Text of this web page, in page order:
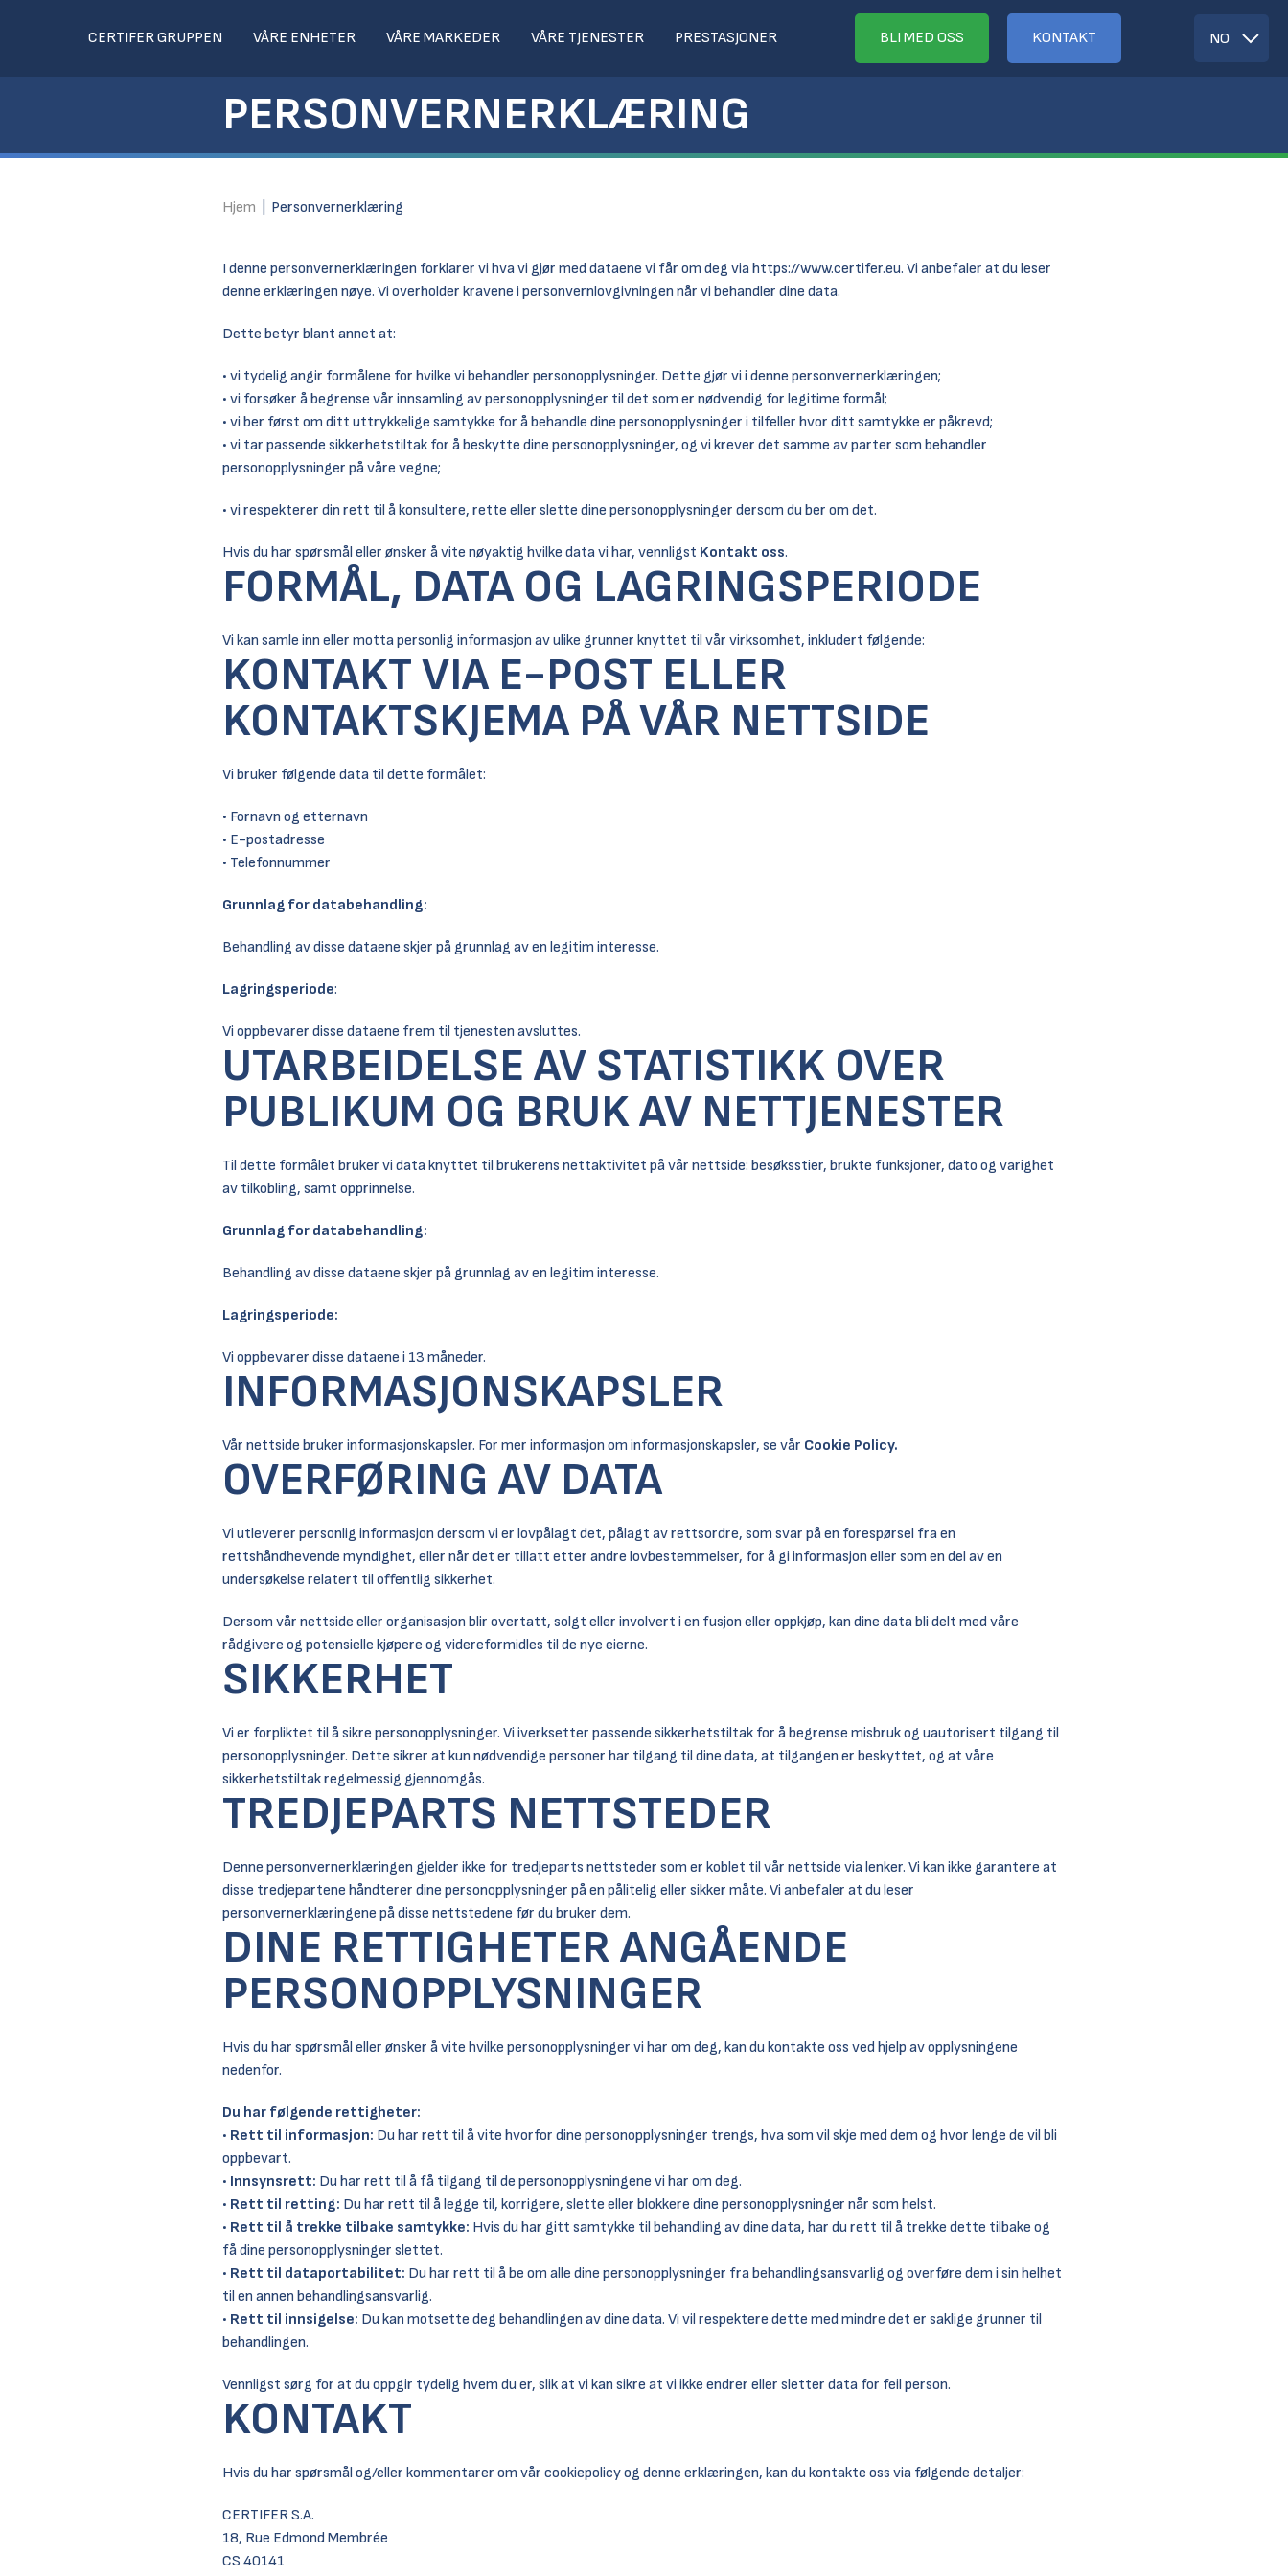
CERTIFER GRUPPEN VÅRE ENHETER VÅRE MARKEDER VÅRE TJENESTER PRESTASJONER BLI MED OSS KONTAKT NO
PERSONVERNERKLÆRING
Hjem Personvernerklæring
I denne personvernerklæringen forklarer vi hva vi gjør med dataene vi får om deg viahttps://www.certifer.eu. Vi anbefaler at du leser
denne erklæringen nøye. Vi overholder kravene i personvernlovgivningen når vi behandler dine data.
Dette betyr blant annet at:
• vi tydelig angir formålene for hvilke vi behandler personopplysninger. Dette gjør vi i denne personvernerklæringen;
• vi forsøker å begrense vår innsamling av personopplysninger til det som er nødvendig for legitime formål;
• vi ber først om ditt uttrykkelige samtykke for å behandle dine personopplysninger i tilfeller hvor ditt samtykke er påkrevd;
• vi tar passende sikkerhetstiltak for å beskytte dine personopplysninger, og vi krever det samme av parter som behandler
personopplysninger på våre vegne;
• vi respekterer din rett til å konsultere, rette eller slette dine personopplysninger dersom du ber om det.
Hvis du har spørsmål eller ønsker å vite nøyaktig hvilke data vi har, vennligst Kontakt oss.
FORMÅL, DATA OG LAGRINGSPERIODE
Vi kan samle inn eller motta personlig informasjon av ulike grunner knyttet til vår virksomhet, inkludert følgende:
KONTAKT VIA E-POST ELLER
KONTAKTSKJEMA PÅ VÅR NETTSIDE
Vi bruker følgende data til dette formålet:
• Fornavn og etternavn
• E-postadresse
• Telefonnummer
Grunnlag for databehandling:
Behandling av disse dataene skjer på grunnlag av en legitim interesse.
Lagringsperiode:
Vi oppbevarer disse dataene frem til tjenesten avsluttes.
UTARBEIDELSE AV STATISTIKK OVER
PUBLIKUM OG BRUK AV NETTJENESTER
Til dette formålet bruker vi data knyttet til brukerens nettaktivitet på vår nettside: besøksstier, brukte funksjoner, dato og varighet
av tilkobling, samt opprinnelse.
Grunnlag for databehandling:
Behandling av disse dataene skjer på grunnlag av en legitim interesse.
Lagringsperiode:
Vi oppbevarer disse dataene i 13 måneder.
INFORMASJONSKAPSLER
Vår nettside bruker informasjonskapsler. For mer informasjon om informasjonskapsler, se vår Cookie Policy.
OVERFØRING AV DATA
Vi utleverer personlig informasjon dersom vi er lovpålagt det, pålagt av rettsordre, som svar på en forespørsel fra en
rettshåndhevende myndighet, eller når det er tillatt etter andre lovbestemmelser, for å gi informasjon eller som en del av en
undersøkelse relatert til offentlig sikkerhet.
Dersom vår nettside eller organisasjon blir overtatt, solgt eller involvert i en fusjon eller oppkjøp, kan dine data bli delt med våre
rådgivere og potensielle kjøpere og videreformidles til de nye eierne.
SIKKERHET
Vi er forpliktet til å sikre personopplysninger. Vi iverksetter passende sikkerhetstiltak for å begrense misbruk og uautorisert tilgang til
personopplysninger. Dette sikrer at kun nødvendige personer har tilgang til dine data, at tilgangen er beskyttet, og at våre
sikkerhetstiltak regelmessig gjennomgås.
TREDJEPARTS NETTSTEDER
Denne personvernerklæringen gjelder ikke for tredjeparts nettsteder som er koblet til vår nettside via lenker. Vi kan ikke garantere at
disse tredjepartene håndterer dine personopplysninger på en pålitelig eller sikker måte. Vi anbefaler at du leser
personvernerklæringene på disse nettstedene før du bruker dem.
DINE RETTIGHETER ANGÅENDE
PERSONOPPLYSNINGER
Hvis du har spørsmål eller ønsker å vite hvilke personopplysninger vi har om deg, kan du kontakte oss ved hjelp av opplysningene
nedenfor.
Du har følgende rettigheter:
• Rett til informasjon: Du har rett til å vite hvorfor dine personopplysninger trengs, hva som vil skje med dem og hvor lenge de vil bli
oppbevart.
• Innsynsrett: Du har rett til å få tilgang til de personopplysningene vi har om deg.
• Rett til retting: Du har rett til å legge til, korrigere, slette eller blokkere dine personopplysninger når som helst.
• Rett til å trekke tilbake samtykke: Hvis du har gitt samtykke til behandling av dine data, har du rett til å trekke dette tilbake og
få dine personopplysninger slettet.
• Rett til dataportabilitet: Du har rett til å be om alle dine personopplysninger fra behandlingsansvarlig og overføre dem i sin helhet
til en annen behandlingsansvarlig.
• Rett til innsigelse: Du kan motsette deg behandlingen av dine data. Vi vil respektere dette med mindre det er saklige grunner til
behandlingen.
Vennligst sørg for at du oppgir tydelig hvem du er, slik at vi kan sikre at vi ikke endrer eller sletter data for feil person.
KONTAKT
Hvis du har spørsmål og/eller kommentarer om vår cookiepolicy og denne erklæringen, kan du kontakte oss via følgende detaljer:
CERTIFER S.A.
18, Rue Edmond Membrée
CS 40141